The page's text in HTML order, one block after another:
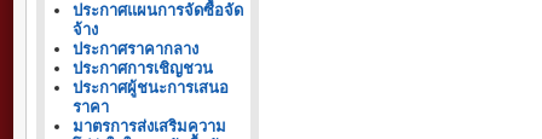
ประกาศแผนการจัดซื้อจัด
จ้าง
ประกาศราคากลาง
ประกาศการเชิญชวน
ประกาศผู้ชนะการเสนอ
ราคา
มาตรการส่งเสริมความ